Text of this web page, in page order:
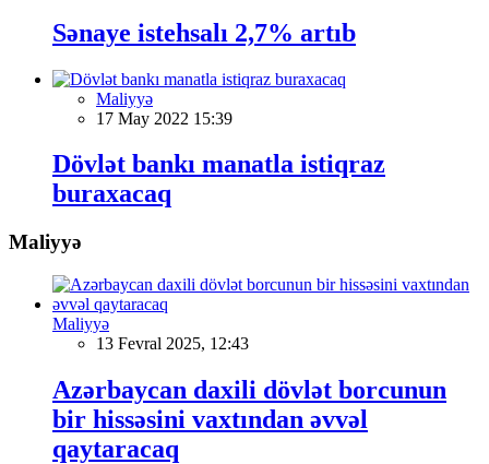
Sənaye istehsalı 2,7% artıb
Maliyyə
17 May 2022 15:39
Dövlət bankı manatla istiqraz
buraxacaq
Maliyyə
Maliyyə
13 Fevral 2025, 12:43
Azərbaycan daxili dövlət borcunun
bir hissəsini vaxtından əvvəl
qaytaracaq